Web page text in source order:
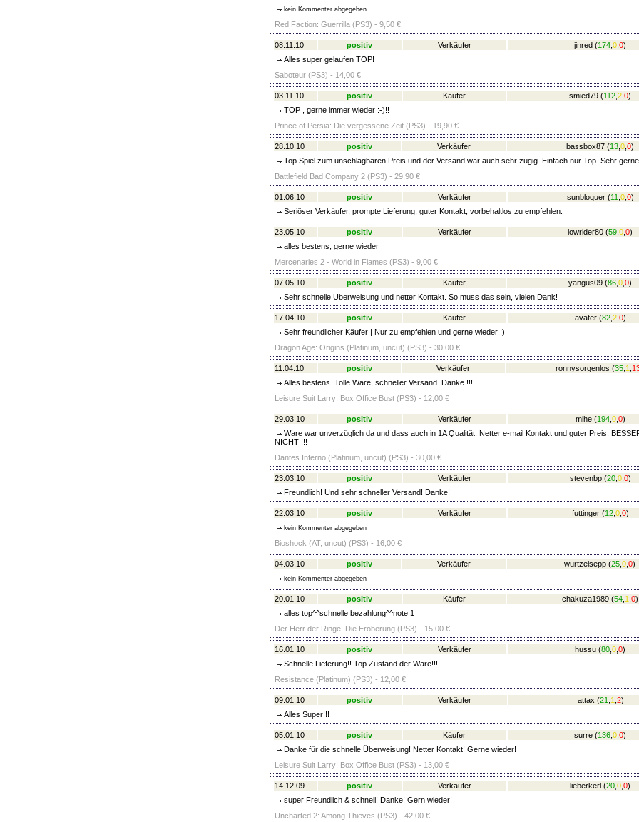
kein Kommenter abgegeben
Red Faction: Guerrilla (PS3) - 9,50 €
08.11.10 positiv Verkäufer jinred (174 0 0)
Alles super gelaufen TOP!
Saboteur (PS3) - 14,00 €
03.11.10 positiv Käufer smied79 (112, 2, 0)
TOP , gerne immer wieder :-)!!
Prince of Persia: Die vergessene Zeit (PS3) - 19,90 €
28.10.10 positiv Verkäufer bassbox87 (13, 0, 0)
Top Spiel zum unschlagbaren Preis und der Versand war auch sehr zügig. Einfach nur Top. Sehr
Battlefield Bad Company 2 (PS3) - 29,90 €
01.06.10 positiv Verkäufer sunbloquer (11 0, 0)
Seriöser Verkäufer, prompte Lieferung, guter Kontakt, vorbehaltlos zu empfehlen.
23.05.10 positiv Verkäufer lowrider80 (59 0 0)
alles bestens, gerne wieder
Mercenaries 2 - World in Flames (PS3) - 9,00 €
07.05.10 positiv Käufer yangus09 (86, 0, 0)
Sehr schnelle Überweisung und netter Kontakt. So muss das sein, vielen Dank!
17.04.10 positiv Käufer avater (82, 2, 0)
Sehr freundlicher Käufer | Nur zu empfehlen und gerne wieder :)
Dragon Age: Origins (Platinum, uncut) (PS3) - 30,00 €
11.04.10 positiv Verkäufer ronnysorgenlos (35 1
Alles bestens. Tolle Ware, schneller Versand. Danke !!!
Leisure Suit Larry: Box Office Bust (PS3) - 12,00 €
29.03.10 positiv Verkäufer mihe (194, 0, 0)
Ware war unverzüglich da und dass auch in 1A Qualität. Netter e-mail Kontakt und guter Preis.
NICHT !!!
Dantes Inferno (Platinum, uncut) (PS3) - 30,00 €
23.03.10 positiv Verkäufer stevenbp (20, 0, 0)
Freundlich! Und sehr schneller Versand! Danke!
22.03.10 positiv Verkäufer futtinger (12, 0, 0)
kein Kommenter abgegeben
Bioshock (AT, uncut) (PS3) - 16,00 €
04.03.10 positiv Verkäufer wurtzelsepp (25 0 0)
kein Kommenter abgegeben
20.01.10 positiv Käufer chakuza1989 (54, 1 0)
alles top^^schnelle bezahlung^^note 1
Der Herr der Ringe: Die Eroberung (PS3) - 15,00 €
16.01.10 positiv Verkäufer hussu (80 0 0)
Schnelle Lieferung!! Top Zustand der Ware!!!
Resistance (Platinum) (PS3) - 12,00 €
09.01.10 positiv Verkäufer attax (21 1 2)
Alles Super!!!
05.01.10 positiv Käufer surre (136 0 0)
Danke für die schnelle Überweisung! Netter Kontakt! Gerne wieder!
Leisure Suit Larry: Box Office Bust (PS3) - 13,00 €
14.12.09 positiv Verkäufer lieberkerl (20 0 0)
super Freundlich & schnell! Danke! Gern wieder!
Uncharted 2: Among Thieves (PS3) - 42,00 €